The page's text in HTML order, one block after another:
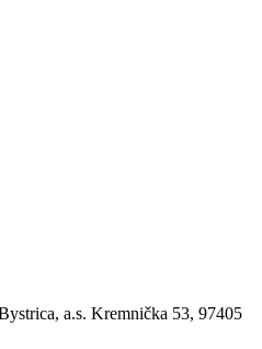
a.s. Kremnička 53, 97405